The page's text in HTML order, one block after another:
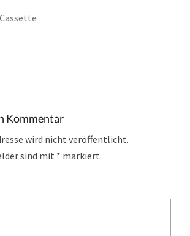
Kommentar
wird nicht veröffentlicht.
sind mit * markiert